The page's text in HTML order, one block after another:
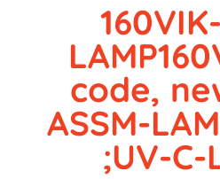
CYP Trading
Professionelle Ersatzteilbeschaffung
code,
ASSM-
;UV-C-